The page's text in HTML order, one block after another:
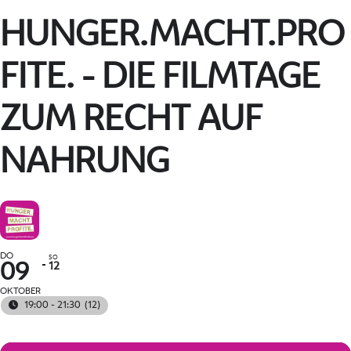
HUNGER.MACHT.PRO
FITE. - DIE FILMTAGE
ZUM RECHT AUF
NAHRUNG
DO
09
OKTOBER
SO
12
19:00 - 21:30 (12)